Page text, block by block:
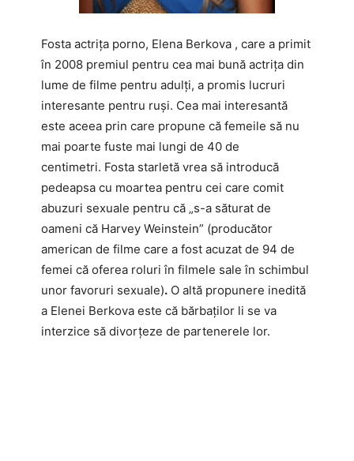
Fosta actrița porno, Elena Berkova , care a primit
în 2008 premiul pentru cea mai bună actrița din
lume de filme pentru adulți, a promis lucruri
interesante pentru ruși. Cea mai interesantă
este aceea prin care propune că femeile să nu
mai poarte fuste mai lungi de 40 de
centimetri. Fosta starletă vrea să introducă
pedeapsa cu moartea pentru cei care comit
abuzuri sexuale pentru că „s-a săturat de
oameni că Harvey Weinstein” (producător
american de filme care a fost acuzat de 94 de
femei că oferea roluri în filmele sale în schimbul
unor favoruri sexuale). O altă propunere inedită
a Elenei Berkova este că bărbaţilor li se va
interzice să divorţeze de partenerele lor.